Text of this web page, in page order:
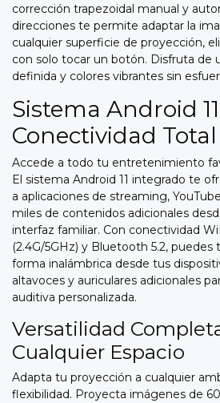
corrección trapezoidal manual y
direcciones te permite adaptar la
cualquier superficie de proyección,
con solo tocar un botón. Disfruta de
definida y colores vibrantes sin
Sistema Android
Conectividad Total
Accede a todo tu entretenimiento
El sistema Android 11 integrado te
a aplicaciones de streaming,
miles de contenidos adicionales
interfaz familiar. Con conectividad
(2.4G/5GHz) y Bluetooth 5.2,
forma inalámbrica desde tus
altavoces y auriculares adicionales
auditiva personalizada.
Versatilidad
Cualquier Espacio
Adapta tu proyección a cualquier
flexibilidad. Proyecta imágenes de